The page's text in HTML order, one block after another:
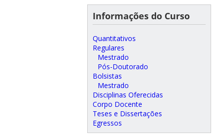
Informações do Curso
Quantitativos
Regulares
Mestrado
Pós-Doutorado
Bolsistas
Mestrado
Disciplinas Oferecidas
Corpo Docente
Teses e Dissertações
Egressos